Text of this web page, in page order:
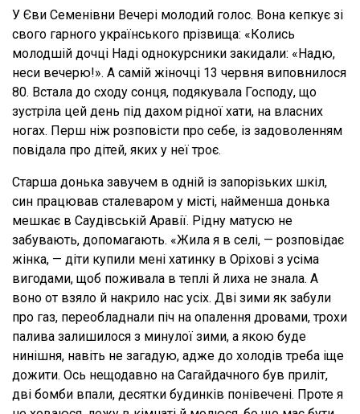
У Єви Семенівни Вечері молодий голос. Вона кепкує зі
свого гарного українського прізвища: «Колись
молодшій дочці Наді однокурсники закидали: «Надю,
неси вечерю!». А самій жіночці 13 червня виповнилося
80. Встала до сходу сонця, подякувала Господу, що
зустріла цей день під дахом рідної хати, на власних
ногах. Перш ніж розповісти про себе, із задоволенням
повідала про дітей, яких у неї троє.
Старша донька завучем в одній із запорізьких шкіл,
син працював сталеваром у місті, найменша донька
мешкає в Саудівській Аравії. Рідну матусю не
забувають, допомагають. «Жила я в селі, — розповідає
жінка, — діти купили мені хатинку в Оріхові з усіма
вигодами, щоб поживала в теплі й лиха не знала. А
воно от взяло й накрило нас усіх. Дві зими як забули
про газ, переобладнали піч на опалення дровами, трохи
палива залишилося з минулої зими, а якою буде
нинішня, навіть не загадую, адже до холодів треба іще
дожити. Ось нещодавно на Сагайдачного був приліт,
дві бомби впали, десятки будинків понівечені. Проте я